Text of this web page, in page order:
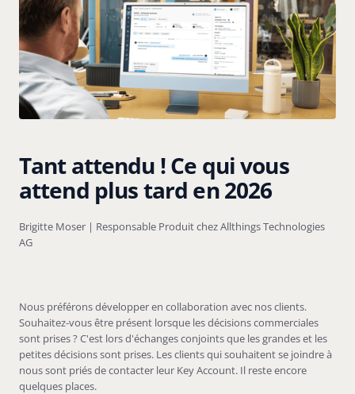
Tant attendu ! Ce qui vous
attend plus tard en 2026
Brigitte Moser | Responsable Produit chez Allthings Technologies
AG
Nous préférons développer en collaboration avec nos clients.
Souhaitez-vous être présent lorsque les décisions commerciales
sont prises ? C'est lors d'échanges conjoints que les grandes et les
petites décisions sont prises. Les clients qui souhaitent se joindre à
nous sont priés de contacter leur Key Account. Il reste encore
quelques places.